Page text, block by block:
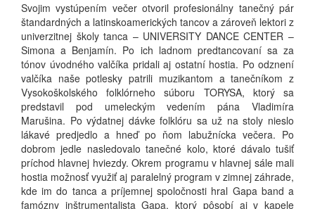
Svojim vystúpením večer otvoril profesionálny tanečný pár
štandardných a latinskoamerických tancov a zároveň lektori z
univerzitnej školy tanca – UNIVERSITY DANCE CENTER –
Simona a Benjamín. Po ich ladnom predtancovaní sa za
tónov úvodného valčíka pridali aj ostatní hostia. Po odznení
valčíka naše potlesky patrili muzikantom a tanečníkom z
Vysokoškolského folklórneho súboru TORYSA, ktorý sa
predstavil pod umeleckým vedením pána Vladimíra
Marušina. Po výdatnej dávke folklóru sa už na stoly nieslo
lákavé predjedlo a hneď po ňom labužnícka večera. Po
dobrom jedle nasledovalo tanečné kolo, ktoré dávalo tušiť
príchod hlavnej hviezdy. Okrem programu v hlavnej sále mali
hostia možnosť využiť aj paralelný program v zimnej záhrade,
kde im do tanca a príjemnej spoločnosti hral Gapa band a
famózny inštrumentalista Gapa, ktorý pôsobí aj v kapele